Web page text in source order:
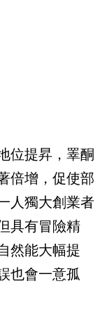
位提昇，睪酮
倍增，促使部
人獨大創業者
具有冒險精
然能大幅提
也會一意孤